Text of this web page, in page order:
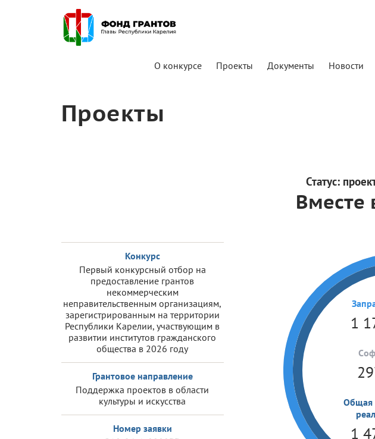
О конкурсе Проекты Документы Новости
Проекты
Статус:
Вместе
Конкурс
Первый конкурсный отбор на
предоставление грантов
некоммерческим
неправительственным организациям,
зарегистрированным на территории
Республики Карелии, участвующим в
развитии институтов гражданского
общества в 2026 году
Грантовое направление
Поддержка проектов в области
культуры и искусства
Номер заявки
1
Общая
1